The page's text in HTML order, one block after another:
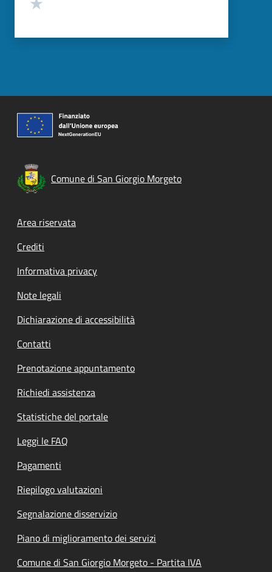
Comune di San Giorgio Morgeto
Footer menu
Area riservata
Crediti
Informativa privacy
Note legali
Dichiarazione di accessibilità
Contatti
Prenotazione appuntamento
Richiedi assistenza
Statistiche del portale
Leggi le FAQ
Pagamenti
Riepilogo valutazioni
Segnalazione disservizio
Piano di miglioramento dei servizi
Comune di San Giorgio Morgeto - Partita IVA